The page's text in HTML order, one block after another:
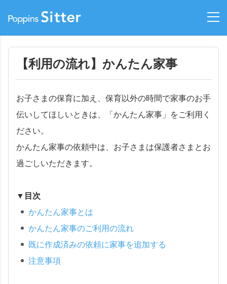
【利用の流れ】かんたん家事
お子さまの保育に加え、保育以外の時間で家事のお手
伝いしてほしいときは、「かんたん家事」をご利用く
ださい。
かんたん家事の依頼中は、お子さまは保護者さまとお
過ごしいただきます。
▼目次
かんたん家事とは
かんたん家事のご利用の流れ
既に作成済みの依頼に家事を追加する
注意事項